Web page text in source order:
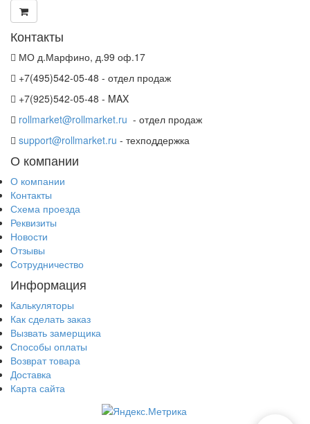
Контакты
МО д.Марфино, д.99 оф.17
+7(495)542-05-48 - отдел продаж
+7(925)542-05-48 - MAX
rollmarket@rollmarket.ru - отдел продаж
support@rollmarket.ru - техподдержка
О компании
О компании
Контакты
Схема проезда
Реквизиты
Новости
Отзывы
Сотрудничество
Информация
Калькуляторы
Как сделать заказ
Вызвать замерщика
Способы оплаты
Возврат товара
Доставка
Карта сайта